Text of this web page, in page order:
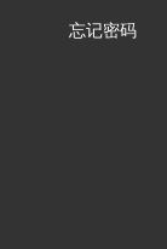
忘记密码